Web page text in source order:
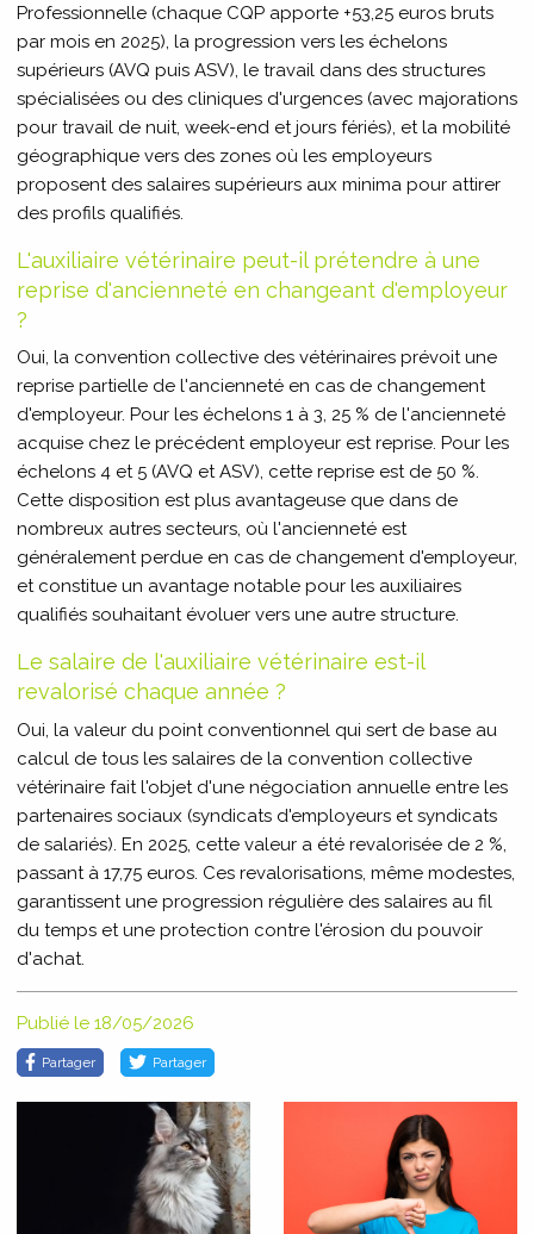
Professionnelle (chaque CQP apporte +53,25 euros bruts
par mois en 2025), la progression vers les échelons
supérieurs (AVQ puis ASV), le travail dans des structures
spécialisées ou des cliniques d'urgences (avec majorations
pour travail de nuit, week-end et jours fériés), et la mobilité
géographique vers des zones où les employeurs
proposent des salaires supérieurs aux minima pour attirer
des profils qualifiés.
L'auxiliaire vétérinaire peut-il prétendre à une
reprise d'ancienneté en changeant d'employeur
?
Oui, la convention collective des vétérinaires prévoit une
reprise partielle de l'ancienneté en cas de changement
d'employeur. Pour les échelons 1 à 3, 25 % de l'ancienneté
acquise chez le précédent employeur est reprise. Pour les
échelons 4 et 5 (AVQ et ASV), cette reprise est de 50 %.
Cette disposition est plus avantageuse que dans de
nombreux autres secteurs, où l'ancienneté est
généralement perdue en cas de changement d'employeur,
et constitue un avantage notable pour les auxiliaires
qualifiés souhaitant évoluer vers une autre structure.
Le salaire de l'auxiliaire vétérinaire est-il
revalorisé chaque année ?
Oui, la valeur du point conventionnel qui sert de base au
calcul de tous les salaires de la convention collective
vétérinaire fait l'objet d'une négociation annuelle entre les
partenaires sociaux (syndicats d'employeurs et syndicats
de salariés). En 2025, cette valeur a été revalorisée de 2 %,
passant à 17,75 euros. Ces revalorisations, même modestes,
garantissent une progression régulière des salaires au fil
du temps et une protection contre l'érosion du pouvoir
d'achat.
Publié le 18/05/2026
Partager Partager